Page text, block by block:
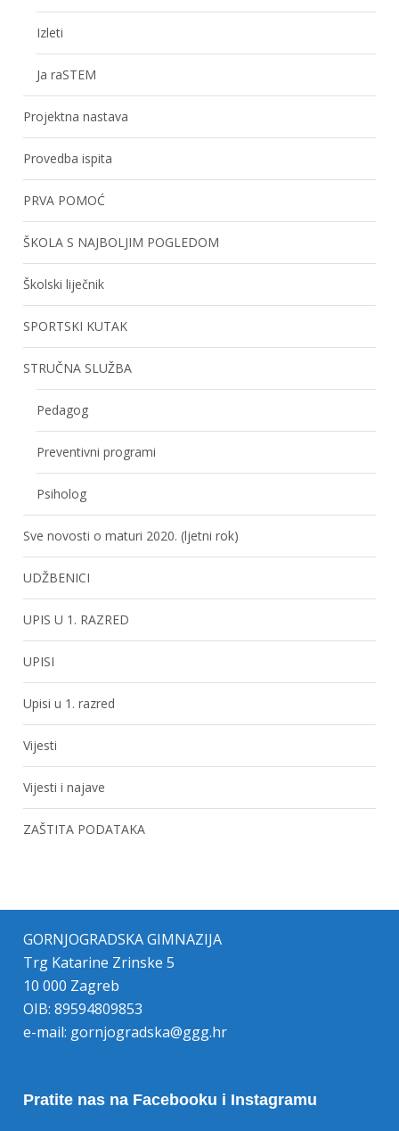
Izleti
Ja raSTEM
Projektna nastava
Provedba ispita
PRVA POMOĆ
ŠKOLA S NAJBOLJIM POGLEDOM
Školski liječnik
SPORTSKI KUTAK
STRUČNA SLUŽBA
Pedagog
Preventivni programi
Psiholog
Sve novosti o maturi 2020. (ljetni rok)
UDŽBENICI
UPIS U 1. RAZRED
UPISI
Upisi u 1. razred
Vijesti
Vijesti i najave
ZAŠTITA PODATAKA
GORNJOGRADSKA GIMNAZIJA
Trg Katarine Zrinske 5
10 000 Zagreb
OIB: 89594809853
e-mail: gornjogradska@ggg.hr
Pratite nas na Facebooku i Instagramu